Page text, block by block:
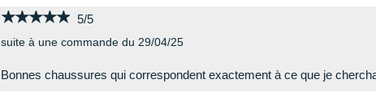
★★★★★
★★★★★ 5/5
suite à une commande du 29/04/25
Bonnes chaussures qui correspondent exactement à ce que je